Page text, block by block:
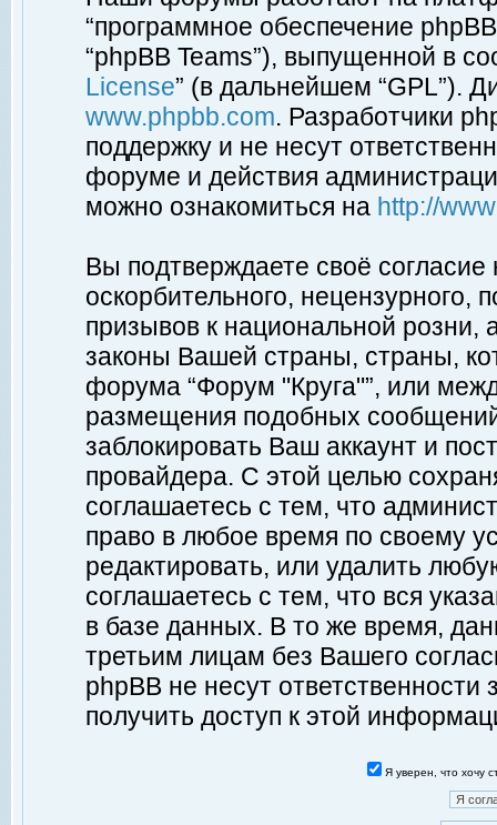
“программное обеспечение
“phpBB Teams”), выпущенной в
License” (в дальнейшем “GPL”).
www.phpbb.com. Разработчики
поддержку и не несут
форуме и действия
можно ознакомиться на http://
Вы подтверждаете своё
оскорбительного, нецензурного,
призывов к национальной
законы Вашей страны, страны,
форума “Форум "Круга"”, или
размещения подобных
заблокировать Ваш аккаунт и
провайдера. С этой целью
соглашаетесь с тем, что
право в любое время по своему
редактировать, или удалить
соглашаетесь с тем, что вся
в базе данных. В то же время,
третьим лицам без Вашего
phpBB не несут ответственности
получить доступ к этой
Я уверен, что хочу